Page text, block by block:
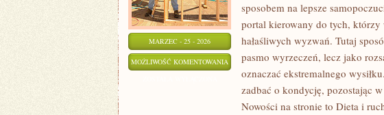
MARZEC - 25 - 2026
MOŻLIWOŚĆ KOMENTOWANIA DIETA
RUCH
sposobem na lepsze
portal kierowany do tych,
hałaśliwych wyzwań. Tutaj
pasmo wyrzeczeń, lecz jako
oznaczać ekstremalnego
zadbać o kondycję, pozostając
Nowości na stronie to Dieta i